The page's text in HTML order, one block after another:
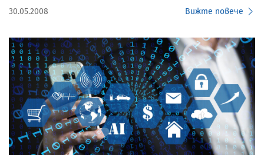
радиочестотен спектър - 2 x 5 MHz от обхват 1800 MHz.
1. Заявление вх. № 12-01-1037/08.05.2008 г. от
ТЮРКСЕЛ ИЛЕТИШИМ ХИЗМЕТЛЕРИ А.С.
2. Заявление вх. № 12-01-217/14.05.2008 г. от „МАКС
ТЕЛЕКОМ” ООД.
30.05.2008 Вижте повече